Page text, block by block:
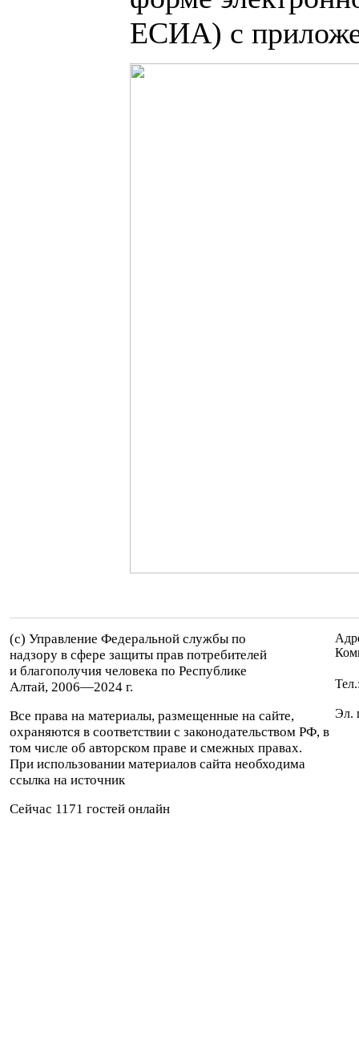
ЕСИА) с
(c) Управление Федеральной службы по
надзору в сфере защиты прав потребителей
и благополучия человека по Республике
Алтай, 2006—2024 г.
Все права на материалы, размещенные на сайте,
охраняются в соответствии с законодательством РФ, в
том числе об авторском праве и смежных правах.
При использовании материалов сайта необходима
ссылка на источник
Сейчас 1171 гостей онлайн
Эл.